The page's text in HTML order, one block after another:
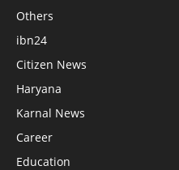
Others
ibn24
Citizen News
Haryana
Karnal News
Career
Education